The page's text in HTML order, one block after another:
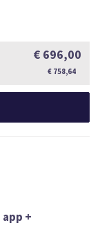
€ 696,00
€ 758,64
+